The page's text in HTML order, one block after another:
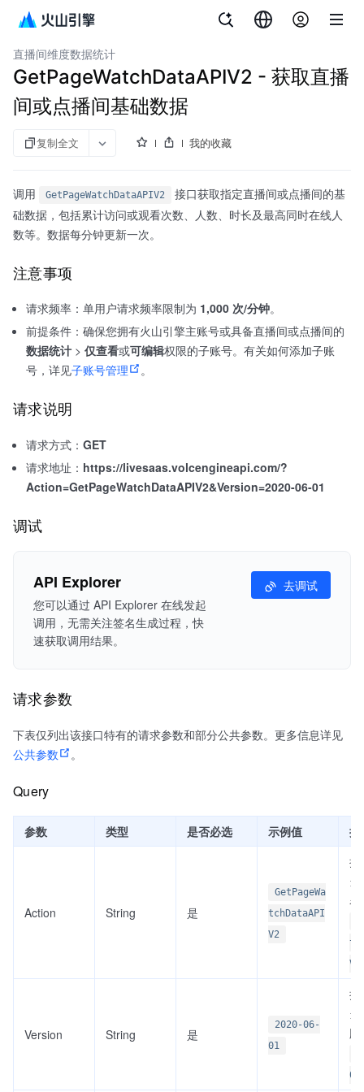
企业直播
直播间维度数据统计
GetPageWatchDataAPIV2 - 获取直播
间或点播间基础数据
复制全文 我的收藏
调用 GetPageWatchDataAPIV2
接口获取指定直播间或点播间的基
础数据，包括累计访问或观看次数、人数、时长及最高同时在线人
数等。数据每分钟更新一次。
注意事项
请求频率：单用户请求频率限制为 1,000 次/分钟。
前提条件：确保您拥有火山引擎主账号或具备直播间或点播间的
数据统计 > 仅查看或可编辑权限的子账号。有关如何添加子账
号，详见子账号管理 。
请求说明
请求方式： GET
请求地址： https://livesaas.volcengineapi.com/?
Action=GetPageWatchDataAPIV2&Version=2020-06-01
调试
API Explorer
您可以通过 API Explorer 在线发起
调用，无需关注签名生成过程，快
速获取调用结果。
去调试
请求参数
下表仅列出该接口特有的请求参数和部分公共参数。更多信息详见
公共参数
。
Query
参数 类型 是否必选 示例值 描
Action String 是
GetPageWa
tchDataAPI
V2
接
名
V2
Version String 是
2020-06-
01
接
01